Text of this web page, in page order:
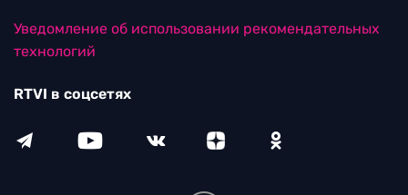
Уведомление об использовании рекомендательных
технологий
RTVI в соцсетях